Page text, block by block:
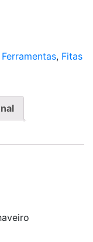
Ferramentas, Fitas